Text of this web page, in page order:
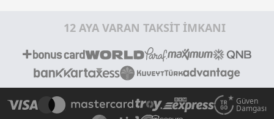
12 AYA VARAN TAKSİT İMKANI
Güven
Damgası